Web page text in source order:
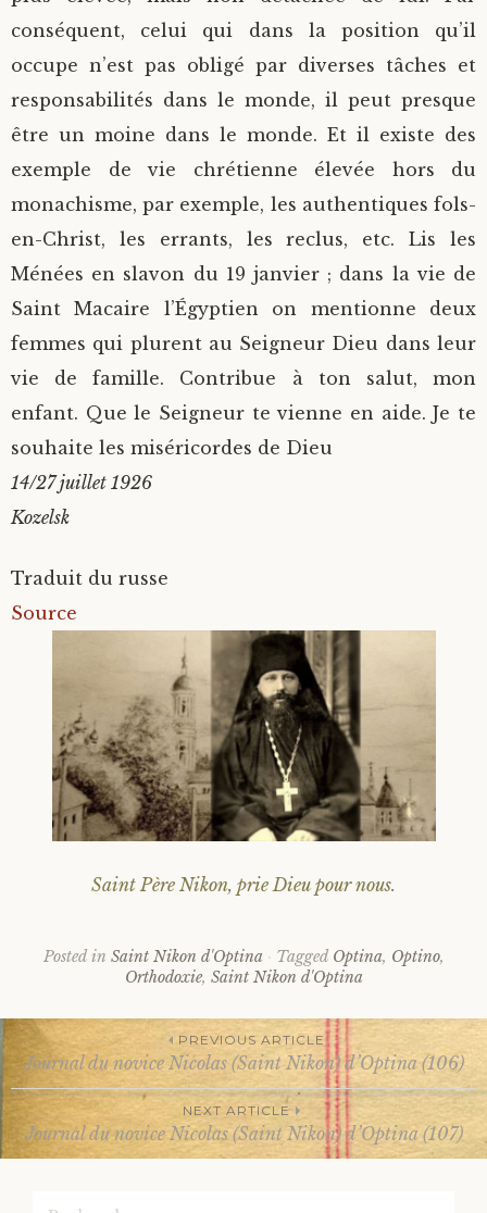
conséquent, celui qui dans la position qu’il
occupe n’est pas obligé par diverses tâches et
responsabilités dans le monde, il peut presque
être un moine dans le monde. Et il existe des
exemple de vie chrétienne élevée hors du
monachisme, par exemple, les authentiques fols-
en-Christ, les errants, les reclus, etc. Lis les
Ménées en slavon du 19 janvier ; dans la vie de
Saint Macaire l’Égyptien on mentionne deux
femmes qui plurent au Seigneur Dieu dans leur
vie de famille. Contribue à ton salut, mon
enfant. Que le Seigneur te vienne en aide. Je te
souhaite les miséricordes de Dieu
14/27 juillet 1926
Kozelsk
Traduit du russe
Source
Saint Père Nikon, prie Dieu pour nous.
Posted in Saint Nikon d'Optina Tagged Optina, Optino,
Orthodoxie, Saint Nikon d'Optina
Post
navigation
PREVIOUS ARTICLE
Journal du novice Nicolas (Saint Nikon) d’Optina (106)
NEXT ARTICLE
Journal du novice Nicolas (Saint Nikon) d’Optina (107)